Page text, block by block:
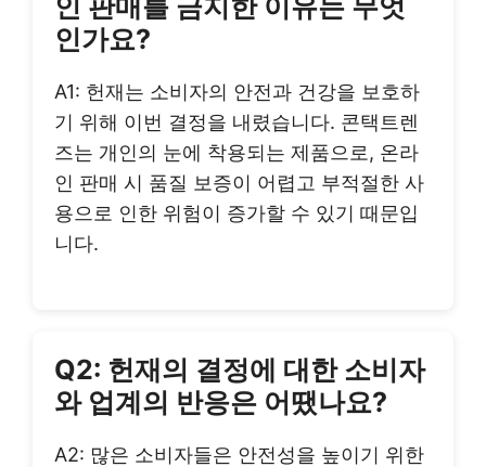
인 판매를 금지한 이유는 무엇
인가요?
A1: 헌재는 소비자의 안전과 건강을 보호하
기 위해 이번 결정을 내렸습니다. 콘택트렌
즈는 개인의 눈에 착용되는 제품으로, 온라
인 판매 시 품질 보증이 어렵고 부적절한 사
용으로 인한 위험이 증가할 수 있기 때문입
니다.
Q2: 헌재의 결정에 대한 소비자
와 업계의 반응은 어땠나요?
A2: 많은 소비자들은 안전성을 높이기 위한